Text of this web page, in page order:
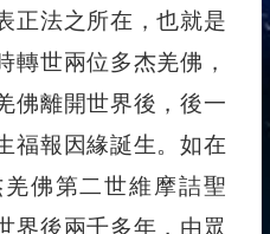
正法之所在，也就是
轉世兩位多杰羌佛，
佛離開世界後，後一
福報因緣誕生。如在
佛第二世維摩詰聖
界後兩千多年，由眾